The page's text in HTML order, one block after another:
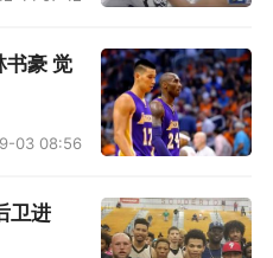
书豪 觉
03 08:56
卫进